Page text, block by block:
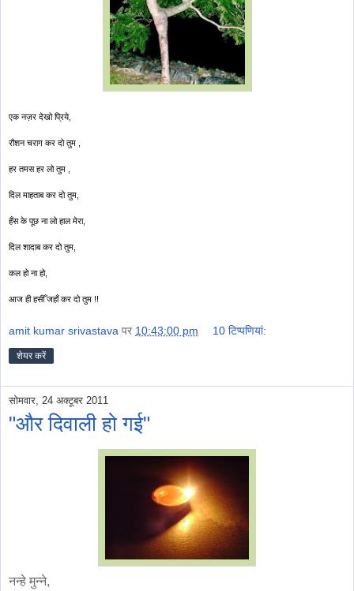
एक नज़र देखो प्रिये,
रौशन चराग कर दो तुम ,
हर तमस हर लो तुम ,
दिल माहताब कर दो तुम,
हँस के पूछ ना लो हाल मेरा,
दिल शादाब कर दो तुम,
कल हो ना हो,
आज ही हसीँ जहाँ कर दो तुम !!
amit kumar srivastava पर 10:43:00 pm 10 टिप्‍पणियां:
शेयर करें
सोमवार, 24 अक्टूबर 2011
"और दिवाली हो गई"
नन्हे मुन्ने,